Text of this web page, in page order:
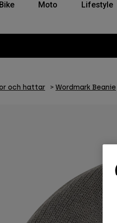
Moto Lifestyle
och hattar Wordmark Beanie